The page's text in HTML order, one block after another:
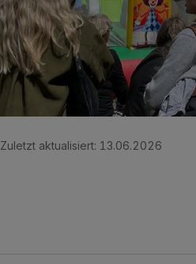
Zuletzt aktualisiert: 13.06.2026